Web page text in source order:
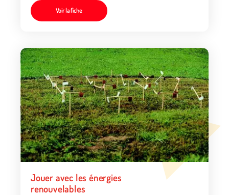
Voir la fiche
Jouer avec les énergies
renouvelables